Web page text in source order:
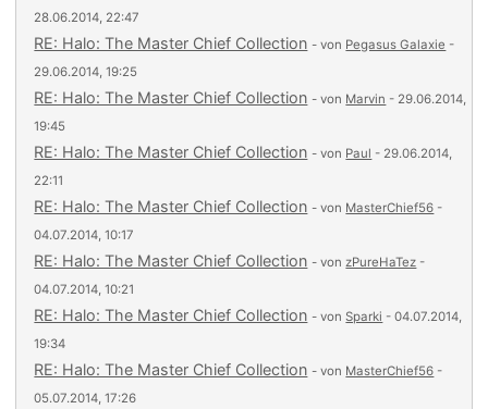
28.06.2014, 22:47
RE: Halo: The Master Chief Collection - von Pegasus Galaxie -
29.06.2014, 19:25
RE: Halo: The Master Chief Collection - von Marvin - 29.06.2014,
19:45
RE: Halo: The Master Chief Collection - von Paul - 29.06.2014,
22:11
RE: Halo: The Master Chief Collection - von MasterChief56 -
04.07.2014, 10:17
RE: Halo: The Master Chief Collection - vonzPureHaTez -
04.07.2014, 10:21
RE: Halo: The Master Chief Collection - vonSparki - 04.07.2014,
19:34
RE: Halo: The Master Chief Collection - von MasterChief56 -
05.07.2014, 17:26